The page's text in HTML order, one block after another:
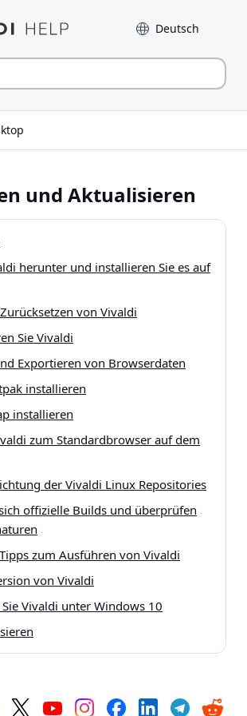
Sprache
und Aktualisieren
herunter und installieren Sie es auf
von Vivaldi
Sie Vivaldi
Exportieren von Browserdaten
installieren
installieren
zum Standardbrowser auf dem
der Vivaldi Linux Repositories
offizielle Builds und überprüfen
zum Ausführen von Vivaldi
von Vivaldi
Vivaldi unter Windows 10